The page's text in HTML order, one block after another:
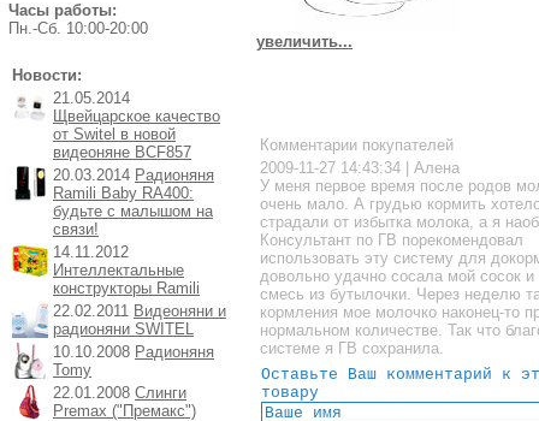
Часы работы:
Пн.-Cб. 10:00-20:00
Новости:
21.05.2014
Щвейцарское качество
от Switel в новой
видеоняне BCF857
20.03.2014 Радионяня
Ramili Baby RA400:
будьте с малышом на
связи!
14.11.2012
Интеллектальные
конструкторы Ramili
22.02.2011 Видеоняни и
радионяни SWITEL
10.10.2008 Радионяня
Tomy
22.01.2008 Слинги
Premax ("Премакс")
увеличить...
Комментарии покупателей
2009-11-27 14:43:34 | Алена
У меня первое время после родов
очень мало. А грудью кормить
страдали от избытка молока, а я
Консультант по ГВ порекомендовал
использовать эту систему для
довольно удачно сосала мой сосок и
смесь из бутылочки. Через неделю
кормления мое молочко наконец-то
нормальном количестве. Так что
системе я ГВ сохранила.
Оставьте Ваш комментарий к
товару